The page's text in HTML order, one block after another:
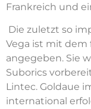
Frankreich und
Die zuletzt so
Vega ist mit dem
angegeben. Sie
Suborics
Lintec. Goldaue
international